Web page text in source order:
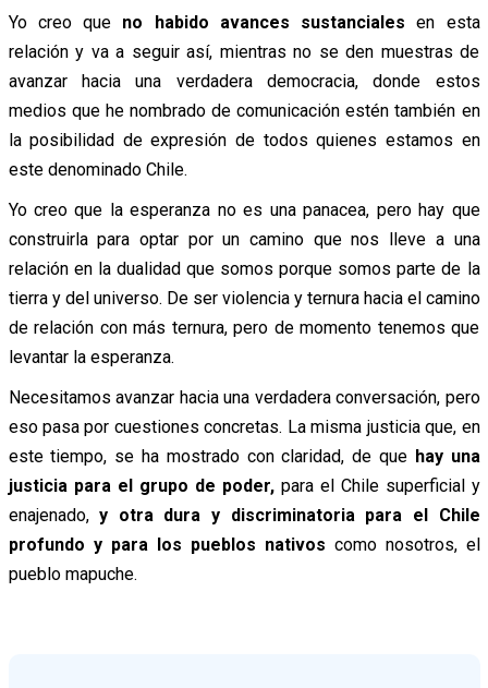
Yo creo que no habido avances sustanciales en esta
relación y va a seguir así, mientras no se den muestras de
avanzar hacia una verdadera democracia, donde estos
medios que he nombrado de comunicación estén también en
la posibilidad de expresión de todos quienes estamos en
este denominado Chile.
Yo creo que la esperanza no es una panacea, pero hay que
construirla para optar por un camino que nos lleve a una
relación en la dualidad que somos porque somos parte de la
tierra y del universo. De ser violencia y ternura hacia el camino
de relación con más ternura, pero de momento tenemos que
levantar la esperanza.
Necesitamos avanzar hacia una verdadera conversación, pero
eso pasa por cuestiones concretas. La misma justicia que, en
este tiempo, se ha mostrado con claridad, de que hay una
justicia para el grupo de poder,para el Chile superficial y
enajenado,y otra dura y discriminatoria para el Chile
profundo y para los pueblos nativos como nosotros, el
pueblo mapuche.